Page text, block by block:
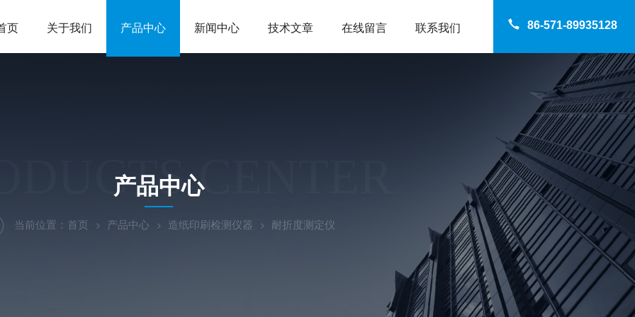
86-571-89935128
页 关于我们 产品中心 新闻中心 技术文章 在线留言 联系我们
CENTER
产品中心
当前位置： 首页 产品中心 造纸印刷检测仪器 耐折度测定仪